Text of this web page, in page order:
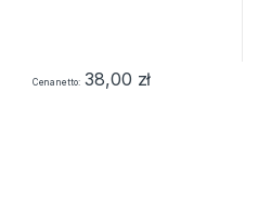
Cena netto 38,00 zł